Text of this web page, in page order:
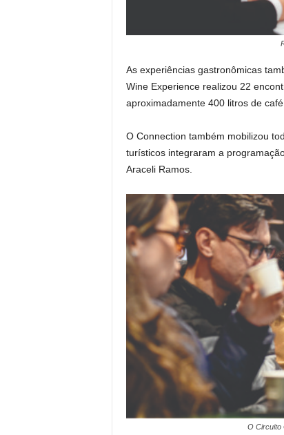
As experiências gastronômicas
Wine Experience realizou 22
aproximadamente 400 litros de
O Connection também mobilizou
turísticos integraram a
Araceli Ramos.
O Circuito